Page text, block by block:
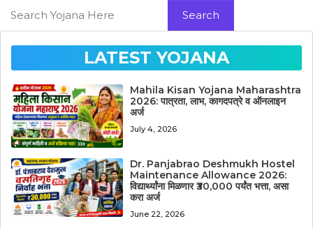
Search
LATEST YOJANA
Mahila Kisan Yojana Maharashtra
2026: पात्रता, लाभ, कागदपत्रे व ऑनलाइन
अर्ज
July 4, 2026
Dr. Panjabrao Deshmukh Hostel
Maintenance Allowance 2026:
विद्यार्थ्यांना मिळणार ₹30,000 पर्यंत भत्ता, असा
करा अर्ज
June 22, 2026